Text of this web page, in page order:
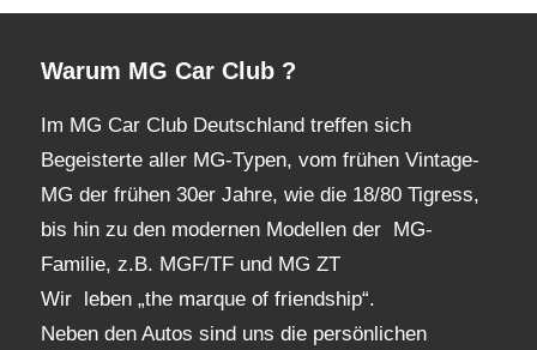
Warum MG Car Club ?
Im MG Car Club Deutschland treffen sich
Begeisterte aller MG-Typen, vom frühen Vintage-
MG der frühen 30er Jahre, wie die 18/80 Tigress,
bis hin zu den modernen Modellen der MG-
Familie, z.B. MGF/TF und MG ZT
Wir leben „the marque of friendship“.
Neben den Autos sind uns die persönlichen